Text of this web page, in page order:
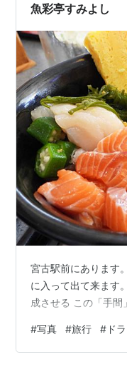
魚彩亭すみよし
宮古駅前にあります
に入って出て来ます
成させる この「手間
#写真 #旅行 # ド